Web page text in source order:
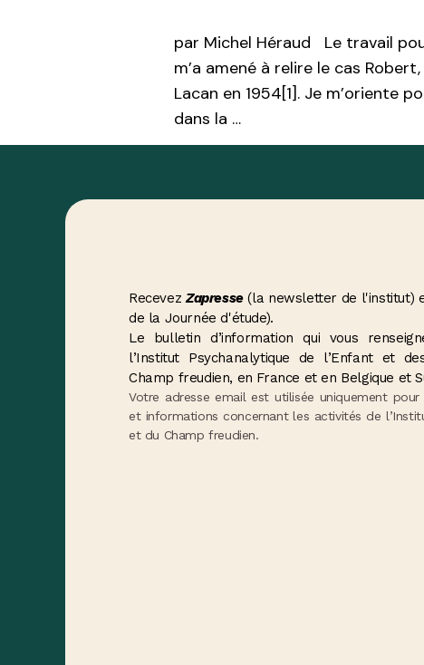
par Michel Héraud Le travail
m’a amené à relire le cas
Lacan en 1954[1]. Je m’oriente
dans la …
Recevez Zapresse(la newsletter de l'institut)
de la Journée d'étude).
Le bulletin d’information qui vous
l’Institut Psychanalytique de l’Enfant et
Champ freudien, en France et en Belgique et
Votre adresse email est utilisée uniquement
et informations concernant les activités de
et du Champ freudien.